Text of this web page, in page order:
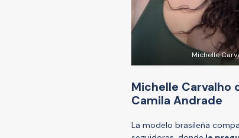
Michelle
Michelle Carvalho
Camila Andrade
La modelo brasileña